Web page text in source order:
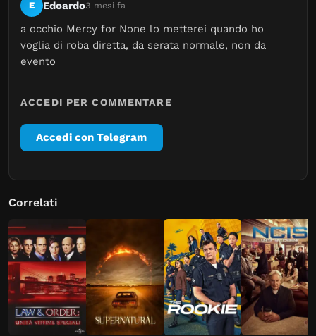
E Edoardo3 mesi fa
a occhio Mercy for None lo metterei quando ho
voglia di roba diretta, da serata normale, non da
evento
ACCEDI PER COMMENTARE
Accedi con Telegram
Correlati